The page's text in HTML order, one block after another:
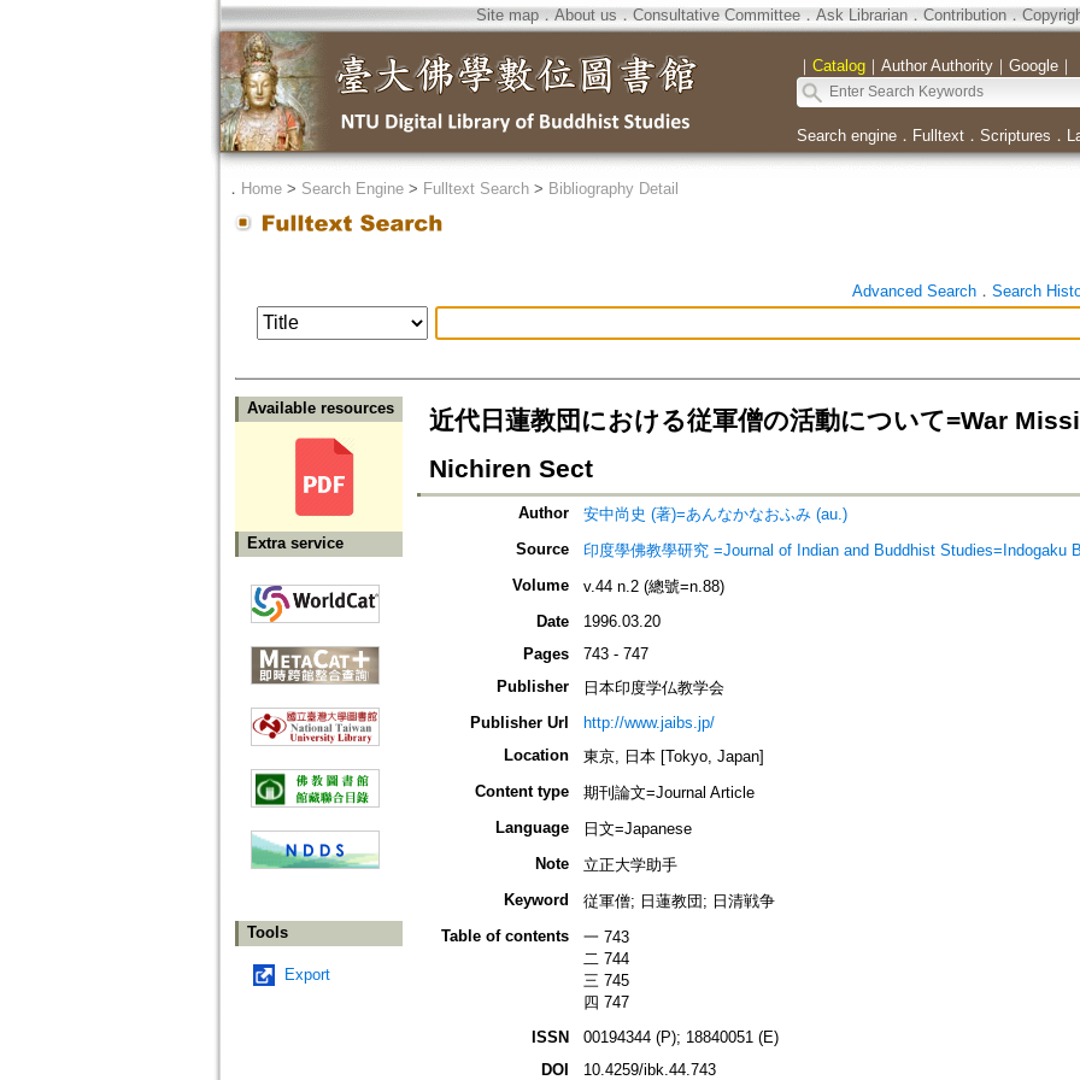
Site map．About us ． Consultative Committee． Ask Librarian． Contribution．
｜ Catalog｜ Author Authority｜ Google｜
Search engine． Fulltext． Scriptures ．
． Home> Search Engine> Fulltext Search> Bibliography Detail
Advanced Search． Search
Available resources
Extra service
Tools
Export
近代日蓮教団における従軍僧の活動について=War
Nichiren Sect
Author
安中尚史 (著)=あんなかなおふみ (au.)
Source
印度學佛教學研究 =Journal of Indian and Buddhist Studies=Indogaku
Volume
v.44 n.2 (總號=n.88)
Date
1996.03.20
Pages
743 - 747
Publisher
日本印度学仏教学会
Publisher Url
http://www.jaibs.jp/
Location
東京, 日本 [Tokyo, Japan]
Content type
期刊論文=Journal Article
Language
日文=Japanese
Note
立正大学助手
Keyword
従軍僧; 日蓮教団; 日清戦争
Table of contents
一 743
二 744
三 745
四 747
ISSN
00194344 (P); 18840051 (E)
DOI
10.4259/ibk.44.743